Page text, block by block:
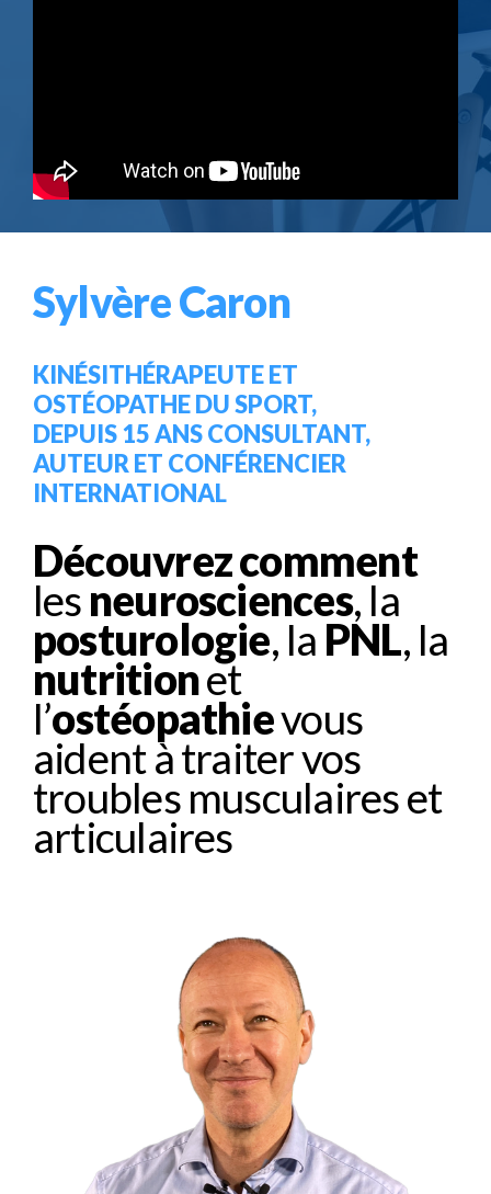
Sylvère Caron
KINÉSITHÉRAPEUTE ET
OSTÉOPATHE DU SPORT,
DEPUIS 15 ANS CONSULTANT,
AUTEUR ET CONFÉRENCIER
INTERNATIONAL
Découvrez comment
lesneurosciences, la
posturologie, la PNL, la
nutritionet
l’ostéopathievous
aident à traiter vos
troubles musculaires et
articulaires